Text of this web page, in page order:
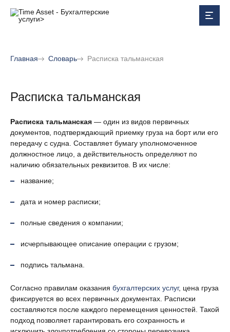
Главная Словарь Расписка тальманская
Расписка тальманская
Расписка тальманская — один из видов первичных
документов, подтверждающий приемку груза на борт или его
передачу с судна. Составляет бумагу уполномоченное
должностное лицо, а действительность определяют по
наличию обязательных реквизитов. В их числе:
название;
дата и номер расписки;
полные сведения о компании;
исчерпывающее описание операции с грузом;
подпись тальмана.
Согласно правилам оказания бухгалтерских услуг, цена груза
фиксируется во всех первичных документах. Расписки
составляются после каждого перемещения ценностей. Такой
подход позволяет гарантировать его сохранность и